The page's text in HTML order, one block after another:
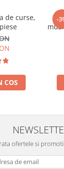
de curse,
COS
-
ofertele si